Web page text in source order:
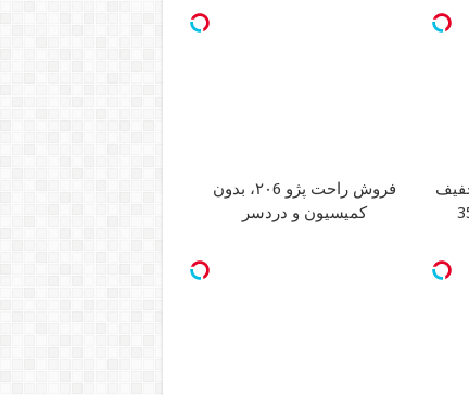
فروش راحت پژو ۲۰6، بدون
کمیسیون و دردسر